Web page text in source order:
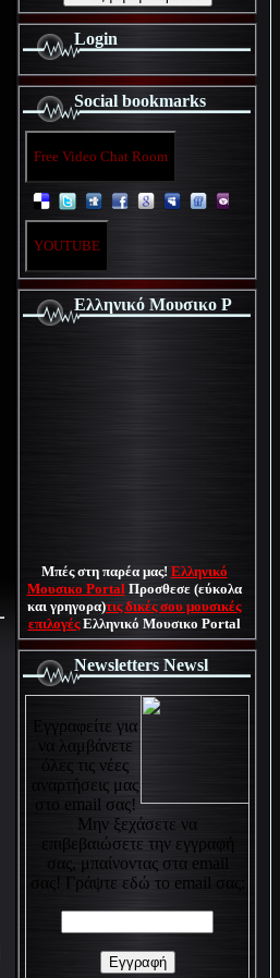
Login
Social bookmarks
Free Video Chat Room
YOUTUBE
Ελληνικό Μουσικο P
Μπές στη παρέα μας! Ελληνικό
Μουσικο Portal Προσθεσε (εύκολα
και γρηγορα)τις δικές σου μουσικές
επιλογές Ελληνικό Μουσικο Portal
Newsletters Newsl
Εγγραφείτε για
να λαμβάνετε
όλες τις νέες
αναρτήσεις μας
στο email σας!
Μην ξεχάσετε να
επιβεβαιώσετε την εγγραφή
σας, μπαίνοντας στα email
σας! Γράψτε εδώ το email σας: